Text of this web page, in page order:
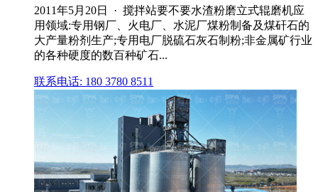
2011年5月20日 · 搅拌站要不要水渣粉磨立式辊磨机应
用领域:专用钢厂、火电厂、水泥厂煤粉制备及煤矸石的
大产量粉剂生产;专用电厂脱硫石灰石制粉;非金属矿行业
的各种硬度的数百种矿石...
联系电话: 180 3780 8511